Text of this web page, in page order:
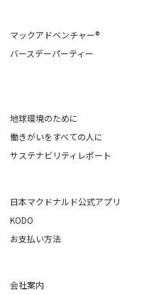
マックアドベンチャー®
バースデーパーティー
地球環境のために
働きがいをすべての人に
サステナビリティレポート
日本マクドナルド公式アプリ
KODO
お支払い方法
会社案内